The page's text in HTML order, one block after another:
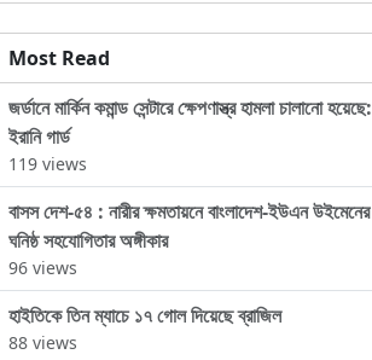
Most Read
জর্ডানে মার্কিন কমান্ড সেন্টারে ক্ষেপণাস্ত্র হামলা চালানো হয়েছে:
ইরানি গার্ড
119 views
বাসস দেশ-৫৪ : নারীর ক্ষমতায়নে বাংলাদেশ-ইউএন উইমেনের
ঘনিষ্ঠ সহযোগিতার অঙ্গীকার
96 views
হাইতিকে তিন ম্যাচে ১৭ গোল দিয়েছে ব্রাজিল
88 views